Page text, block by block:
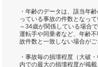
・年齢のデータは、該当年
っている事故の件数となっ
～34歳が関係している場合
運転手や同乗者など、年齢
故件数と一致しない場合が
・事故毎の損壊程度（大破
内での最大の損壊程度が掲